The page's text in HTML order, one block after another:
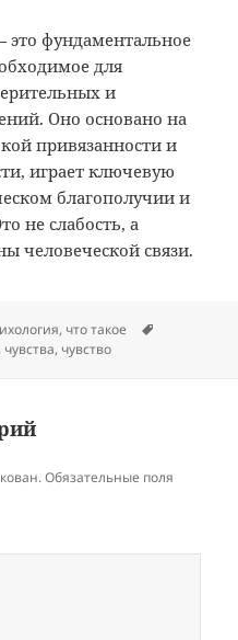
это фундаментальное
для
и
Оно основано на
привязанности и
играет ключевую
благополучии и
не слабость, а
человеческой связи.
, что такое
чувства, чувство
Обязательные поля